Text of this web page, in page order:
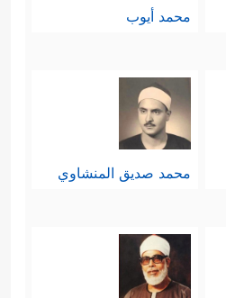
محمد أيوب
محمد صديق المنشاوي